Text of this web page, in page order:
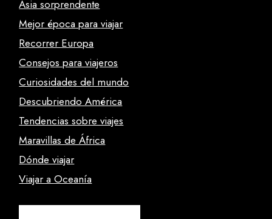
Asia sorprendente
Mejor época para viajar
Recorrer Europa
Consejos para viajeros
Curiosidades del mundo
Descubriendo América
Tendencias sobre viajes
Maravillas de África
Dónde viajar
Viajar a Oceanía